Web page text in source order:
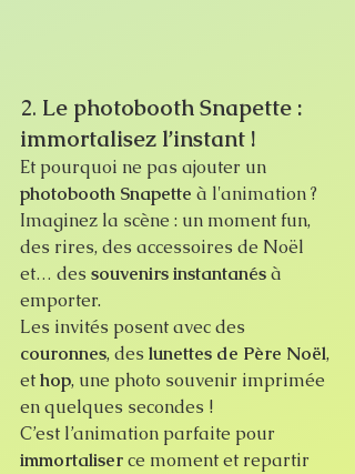
2. Le photobooth Snapette :
immortalisez l’instant !
Et pourquoi ne pas ajouter un
photobooth Snapette à l'animation ?
Imaginez la scène : un moment fun,
des rires, des accessoires de Noël
et… des souvenirs instantanés à
emporter.
Les invités posent avec des
couronnes, des lunettes de Père Noël,
et hop, une photo souvenir imprimée
en quelques secondes !
C’est l’animation parfaite pour
immortaliser ce moment et repartir